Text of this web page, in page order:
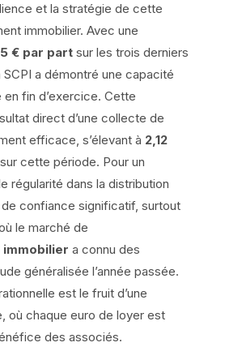
et la stratégie de cette
immobilier. Avec une
€ par partsur les trois derniers
SCPI a démontré une capacité
fin d’exercice. Cette
direct d’une collecte de
efficace, s’élevant à 2,12
sur cette période. Pour un
régularité dans la distribution
confiance significatif, surtout
le marché de
a connu des
généralisée l’année passée.
est le fruit d’une
où chaque euro de loyer est
des associés.